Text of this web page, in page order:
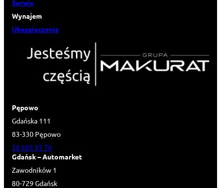
Serwis
Wynajem
Ubezpieczenia
Pępowo
Gdańska 111
83-330 Pępowo
58 685 95 70
Gdańsk – Automarket
Zawodników 1
80-729 Gdańsk